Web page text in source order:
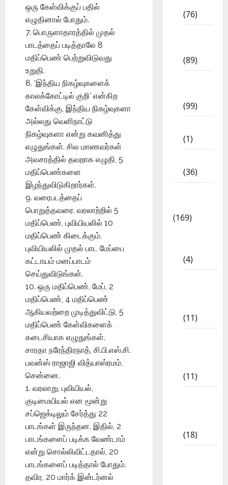
ஒரு கேள்விக்குப் பதில்
எழுதினால் போதும்.
7. பொருளாதாரத்தில் முதல்
பாடத்தைப் படித்தாலே 8
மதிப்பெண் பெற்றுவிடுவது
உறுதி.
8. ‘இந்திய நிகழ்வுகளைக்
காலக்கோட்டில் குறி’ என்கிற
கேள்விக்கு, இந்திய நிகழ்வுகளா
அல்லது வெளிநாட்டு
நிகழ்வுகளா என்று கவனித்து
எழுதுங்கள். சில மாணவர்கள்
அவசரத்தில் தவறாக எழுதி, 5
மதிப்பெண்களை
இழந்துவிடுகிறார்கள்.
9. வரைபடத்தைப்
பொறுத்தவரை, வரலாற்றில் 5
மதிப்பெண், புவியியலில் 10
மதிப்பெண் கிடைக்கும்.
புவியியலில் முதல் பாட மேப்பை
கட்டாயம் மனப்பாடம்
செய்துவிடுங்கள்.
10. ஒரு மதிப்பெண், மேப், 2
மதிப்பெண், 4 மதிப்பெண்
ஆகியவற்றை முடித்துவிட்டு, 5
மதிப்பெண் கேள்விகளைக்
கடைசியாக எழுதுங்கள்.
சாரதா நரேந்திரநாத், சி.பி.எஸ்.சி.
பவன்ஸ் ராஜாஜி வித்யாஸ்ரமம்,
சென்னை.
1. வரலாறு, புவியியல்,
குடிமையியல் என மூன்று
சப்ஜெக்டிலும் சேர்த்து 22
பாடங்கள் இருந்தன. இதில், 2
பாடங்களைப் படிக்க வேண்டாம்
என்று சொல்லிவிட்டதால், 20
பாடங்களைப் படித்தால் போதும்.
தவிர, 20 மார்க் இன்டர்னல்
(76)
(89)
(99)
(1)
(36)
(169)
(4)
(11)
(11)
(18)